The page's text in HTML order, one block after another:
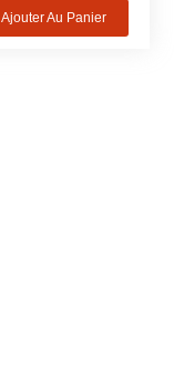
Ajouter Au Panier